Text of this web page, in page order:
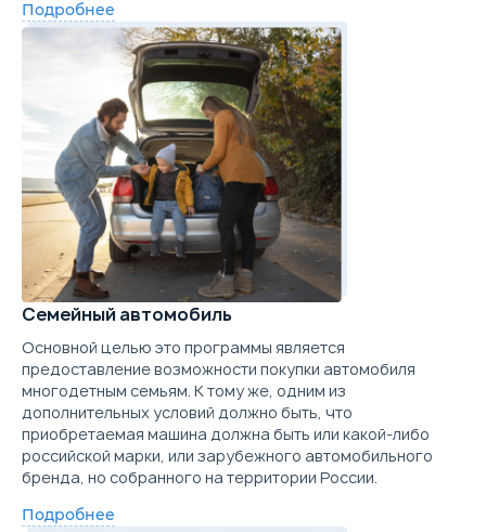
Trade-in
Забронировать
2 250 000
Цена в кредит
26 785
Купить в кредит
Trade-in
Забронировать
Подробнее
Семейный автомобиль
Основной целью это программы является
предоставление возможности покупки автомобиля
многодетным семьям. К тому же, одним из
дополнительных условий должно быть, что
приобретаемая машина должна быть или какой-либо
российской марки, или зарубежного автомобильного
бренда, но собранного на территории России.
Подробнее